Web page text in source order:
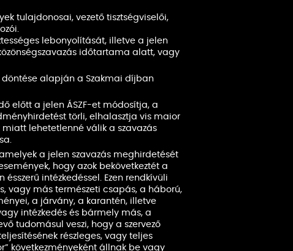
tulajdonosai, vezető tisztségviselői,
lebonyolítását, illetve a jelen
időtartama alatt, vagy
alapján a Szakmai díjban
előtt a jelen ÁSZF-et módosítja, a
törli, elhalasztja vis maior
lehetetlenné válik a szavazás
a jelen szavazás meghirdetését
hogy azok bekövetkeztét a
intézkedéssel. Ezen rendkívüli
vagy más természeti csapás, a háború,
a járvány, a karantén, illetve
intézkedés és bármely más, a
tudomásul veszi, hogy a szervező
részleges, vagy teljes
következményeként állnak be vagy